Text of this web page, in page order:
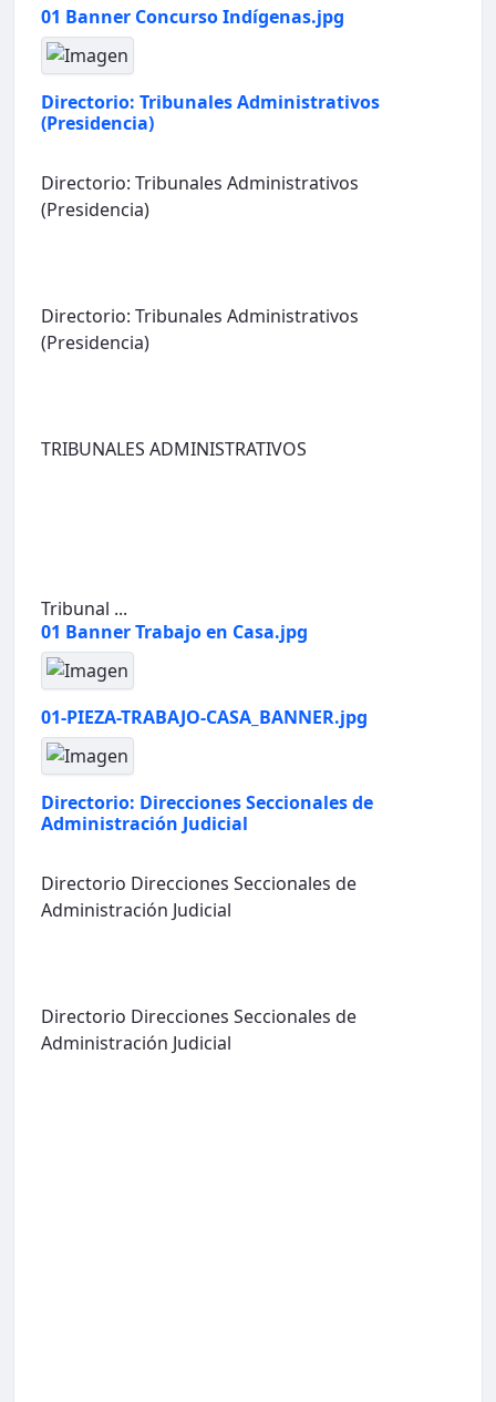
01 Banner Concurso Indígenas.jpg
Directorio: Tribunales Administrativos
(Presidencia)
Directorio: Tribunales Administrativos
(Presidencia)
Directorio: Tribunales Administrativos
(Presidencia)
TRIBUNALES ADMINISTRATIVOS
Tribunal ...
01 Banner Trabajo en Casa.jpg
01-PIEZA-TRABAJO-CASA_BANNER.jpg
Directorio: Direcciones Seccionales de
Administración Judicial
Directorio Direcciones Seccionales de
Administración Judicial
Directorio Direcciones Seccionales de
Administración Judicial